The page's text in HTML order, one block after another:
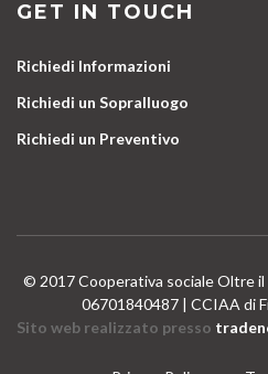
GET IN TOUCH
Richiedi Informazioni
Richiedi un Sopralluogo
Richiedi un Preventivo
© 2017 Cooperativa sociale Oltre il
06701840487 | CCIAA di
Sito web realizzato presso